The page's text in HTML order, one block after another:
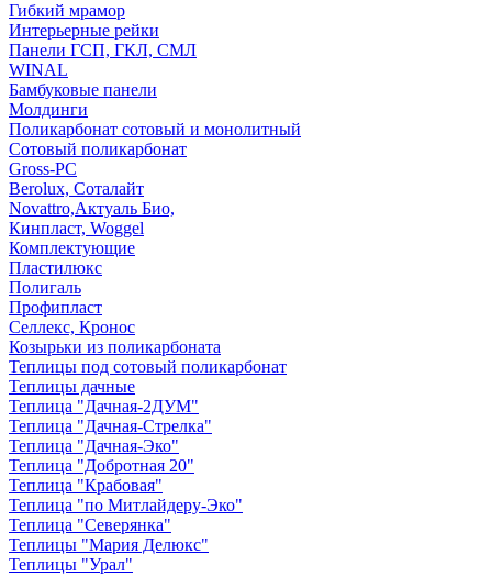
Гибкий мрамор
Интерьерные рейки
Панели ГСП, ГКЛ, СМЛ
WINAL
Бамбуковые панели
Молдинги
Поликарбонат сотовый и монолитный
Сотовый поликарбонат
Gross-PC
Berolux, Соталайт
Novattro,Актуаль Био,
Кинпласт, Woggel
Комплектующие
Пластилюкс
Полигаль
Профипласт
Селлекс, Кронос
Козырьки из поликарбоната
Теплицы под сотовый поликарбонат
Теплицы дачные
Теплица "Дачная-2ДУМ"
Теплица "Дачная-Стрелка"
Теплица "Дачная-Эко"
Теплица "Добротная 20"
Теплица "Крабовая"
Теплица "по Митлайдеру-Эко"
Теплица "Северянка"
Теплицы "Мария Делюкс"
Теплицы "Урал"